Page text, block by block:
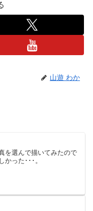
山遊 わか
を選んで描いてみたので
かった･･･。